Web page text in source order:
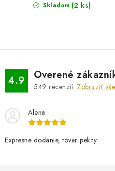
Skladom (2 ks)
4.9 Overené
549 recenzií. Zobraziť
Alena
Expresne dodanie, tovar pekny